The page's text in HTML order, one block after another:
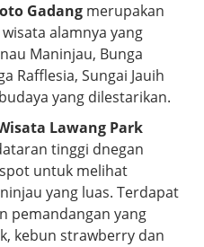
Gadang merupakan
alamnya yang
Maninjau, Bunga
Rafflesia, Sungai Jauih
yang dilestarikan.
Lawang Park
tinggi dnegan
untuk melihat
yang luas. Terdapat
pemandangan yang
kebun strawberry dan